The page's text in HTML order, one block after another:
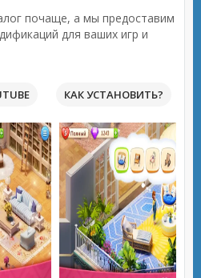
почаще, а мы предоставим
для ваших игр и
КАК УСТАНОВИТЬ?